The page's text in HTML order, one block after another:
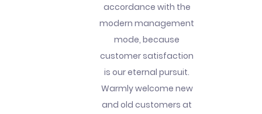
accordance with the
modern management
mode, because
customer satisfaction
is our eternal pursuit.
Warmly welcome new
and old customers at